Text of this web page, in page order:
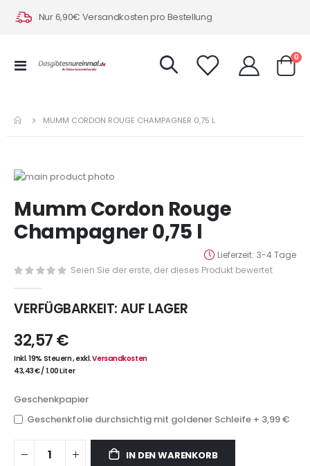
Nur 6,90€ Versandkosten pro Bestellung
Navigation
0
MUMM CORDON ROUGE CHAMPAGNER 0,75 L
Zum
der
Bildergalerie
springen
Anfang
der
Bildergalerie
Mumm Cordon Rouge
Champagner 0,75 l
Lieferzeit 3-4 Tage
Seien Sie der erste, der dieses Produkt bewertet
VERFÜGBARKEIT:AUF LAGER
32,57 €
Inkl. 19% Steuern,exkl.Versandkosten
43,43 €/1.00 Liter
Geschenkpapier
Geschenkfolie durchsichtig mit goldener Schleife + 3,99 €
IN DEN WARENKORB